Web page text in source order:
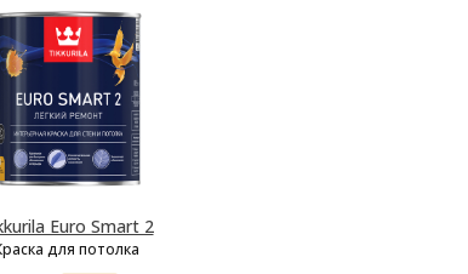
Euro Smart 2
для потолка